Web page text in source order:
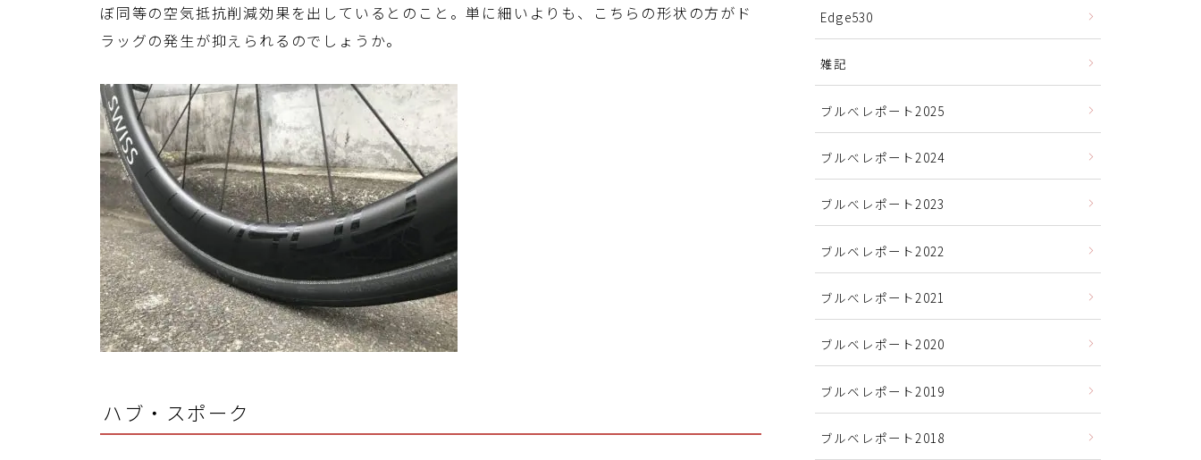
ぼ同等の空気抵抗削減効果を出しているとのこと。単に細いよりも、こちらの形状の方がド
ラッグの発生が抑えられるのでしょうか。
ハブ・スポーク
Edge530
雑記
ブルべレポート2025
ブルべレポート2024
ブルべレポート2023
ブルベレポート2022
ブルべレポート2021
ブルベレポート2020
ブルベレポート2019
ブルベレポート2018